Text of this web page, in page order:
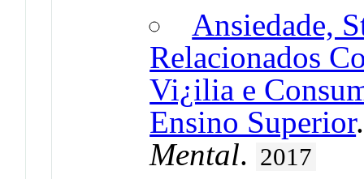
Ansiedade,
Relacionados
Vi¿ilia e
Ensino Superior
Mental. 2017